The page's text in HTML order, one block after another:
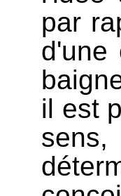
par
d'une
il est